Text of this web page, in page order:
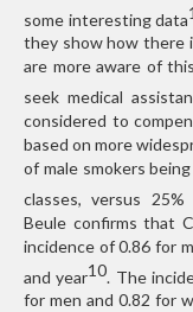
some interesting data
they show how there
are more aware of
seek medical
considered to
based on more
of male smokers
classes, versus
Beule confirms that
incidence of 0.86 for
and year10 . The
for men and 0.82 for